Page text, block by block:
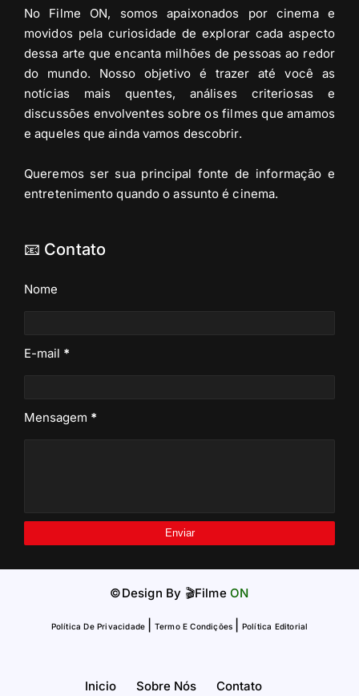
No Filme ON, somos apaixonados por cinema e
movidos pela curiosidade de explorar cada aspecto
dessa arte que encanta milhões de pessoas ao redor
do mundo. Nosso objetivo é trazer até você as
notícias mais quentes, análises criteriosas e
discussões envolventes sobre os filmes que amamos
e aqueles que ainda vamos descobrir.
Queremos ser sua principal fonte de informação e
entretenimento quando o assunto é cinema.
📧 Contato
Nome
E-mail *
Mensagem *
©Design By 🎬Filme ON
Política De Privacidade Termo E Condições Política Editorial
Inicio Sobre Nós Contato